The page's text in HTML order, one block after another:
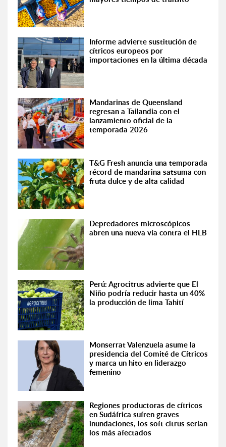
Informe advierte sustitución de
cítricos europeos por
importaciones en la última década
Mandarinas de Queensland
regresan a Tailandia con el
lanzamiento oficial de la
temporada 2026
T&G Fresh anuncia una temporada
récord de mandarina satsuma con
fruta dulce y de alta calidad
Depredadores microscópicos
abren una nueva vía contra el HLB
Perú: Agrocitrus advierte que El
Niño podría reducir hasta un 40%
la producción de lima Tahití
Monserrat Valenzuela asume la
presidencia del Comité de Cítricos
y marca un hito en liderazgo
femenino
Regiones productoras de cítricos
en Sudáfrica sufren graves
inundaciones, los soft citrus serían
los más afectados